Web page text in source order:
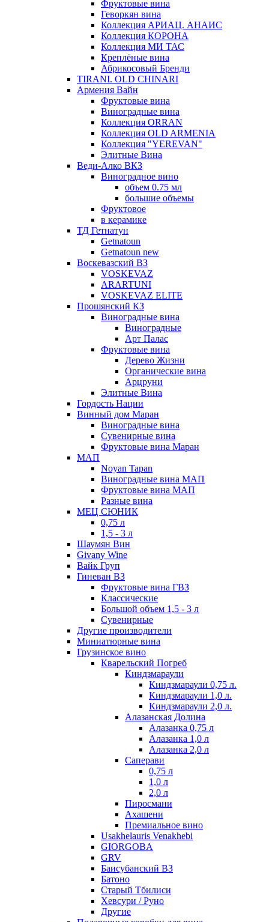
Фруктовые вина
Геворкян вина
Коллекция АРИАЦ. АНАИС
Коллекция КОРОНА
Коллекция МИ ТАС
Креплёные вина
Абрикосовый Бренди
TIRANI. OLD CHINARI
Армения Вайн
Фруктовые вина
Виноградные вина
Коллекция ORRAN
Коллекция OLD ARMENIA
Коллекция "YEREVAN"
Элитные Вина
Веди-Алко ВКЗ
Виноградное вино
объем 0.75 мл
большие объемы
Фруктовое
в керамике
ТД Гетнатун
Getnatoun
Getnatoun new
Воскевазский ВЗ
VOSKEVAZ
ARARTUNI
VOSKEVAZ ELITE
Прошянский КЗ
Виноградные вина
Виноградные
Арт Палас
Фруктовые вина
Дерево Жизни
Органические вина
Арцруни
Элитные Вина
Гордость Нации
Винный дом Маран
Виноградные вина
Сувенирные вина
Фруктовые вина Маран
МАП
Noyan Tapan
Виноградные вина МАП
Фруктовые вина МАП
Разные вина
МЕЦ СЮНИК
0,75 л
1,5 - 3 л
Шаумян Вин
Givany Wine
Вайк Груп
Гиневан ВЗ
Фруктовые вина ГВЗ
Классические
Большой объем 1,5 - 3 л
Сувенирные
Другие производители
Миниатюрные вина
Грузинское вино
Кварельский Погреб
Киндзмараули
Киндзмараули 0,75 л.
Киндзмараули 1,0 л.
Киндзмараули 2,0 л.
Алазанская Долина
Алазанка 0,75 л
Алазанка 1,0 л
Алазанка 2,0 л
Саперави
0,75 л
1,0 л
2,0 л
Пиросмани
Ахашени
Премиальное вино
Usakhelauris Venakhebi
GIORGOBA
GRV
Баисубанский ВЗ
Батоно
Старый Тбилиси
Хевсури / Руно
Другие